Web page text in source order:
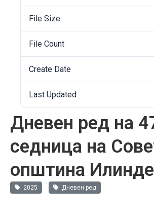
File Size
File Count
Create Date
Last Updated
Дневен ред на
седница на
општина
2025 Дневен ред